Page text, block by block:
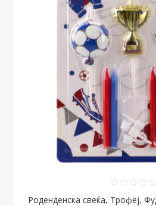
Роденденска свеќа, Трофеј,